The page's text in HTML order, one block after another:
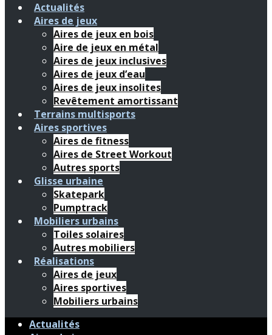
Actualités
Aires de jeux
Aires de jeux en bois
Aire de jeux en métal
Aires de jeux inclusives
Aires de jeux d’eau
Aires de jeux insolites
Revêtement amortissant
Terrains multisports
Aires sportives
Aires de fitness
Aires de Street Workout
Autres sports
Glisse urbaine
Skatepark
Pumptrack
Mobiliers urbains
Toiles solaires
Autres mobiliers
Réalisations
Aires de jeux
Aires sportives
Mobiliers urbains
Actualités